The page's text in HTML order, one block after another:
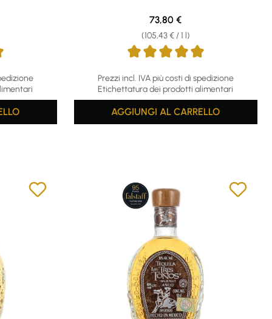
Prezzi incl. IVA più costi di spedizione
Etichettatura dei prodotti alimentari
(105,43 € / 1 l)
Regular price:
73,80 €
AGGIUNGI AL CARRELLO